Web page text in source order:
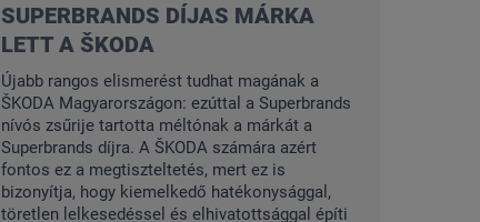
SUPERBRANDS DÍJAS MÁRKA
LETT A ŠKODA
Újabb rangos elismerést tudhat magának a
ŠKODA Magyarországon: ezúttal a Superbrands
nívós zsűrije tartotta méltónak a márkát a
Superbrands díjra. A ŠKODA számára azért
fontos ez a megtiszteltetés, mert ez is
bizonyítja, hogy kiemelkedő hatékonysággal,
töretlen lelkesedéssel és elhivatottsággal építi